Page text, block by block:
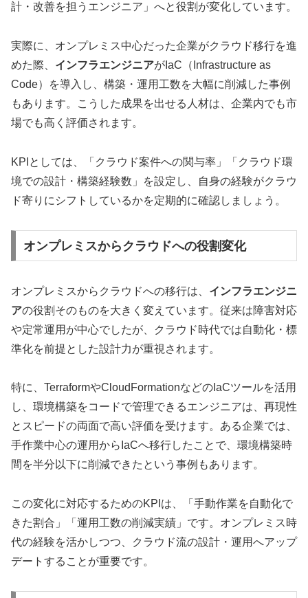
計・改善を担うエンジニア」へと役割が変化しています。
実際に、オンプレミス中心だった企業がクラウド移行を進
めた際、 インフラエンジニアがIaC（Infrastructure as
Code）を導入し、構築・運用工数を大幅に削減した事例
もあります。こうした成果を出せる人材は、企業内でも市
場でも高く評価されます。
KPIとしては、「クラウド案件への関与率」「クラウド環
境での設計・構築経験数」を設定し、自身の経験がクラウ
ド寄りにシフトしているかを定期的に確認しましょう。
オンプレミスからクラウドへの役割変化
オンプレミスからクラウドへの移行は、 インフラエンジニ
アの役割そのものを大きく変えています。従来は障害対応
や定常運用が中心でしたが、クラウド時代では自動化・標
準化を前提とした設計力が重視されます。
特に、TerraformやCloudFormationなどのIaCツールを活用
し、環境構築をコードで管理できるエンジニアは、再現性
とスピードの両面で高い評価を受けます。ある企業では、
手作業中心の運用からIaCへ移行したことで、環境構築時
間を半分以下に削減できたという事例もあります。
この変化に対応するためのKPIは、「手動作業を自動化で
きた割合」「運用工数の削減実績」です。オンプレミス時
代の経験を活かしつつ、クラウド流の設計・運用へアップ
デートすることが重要です。